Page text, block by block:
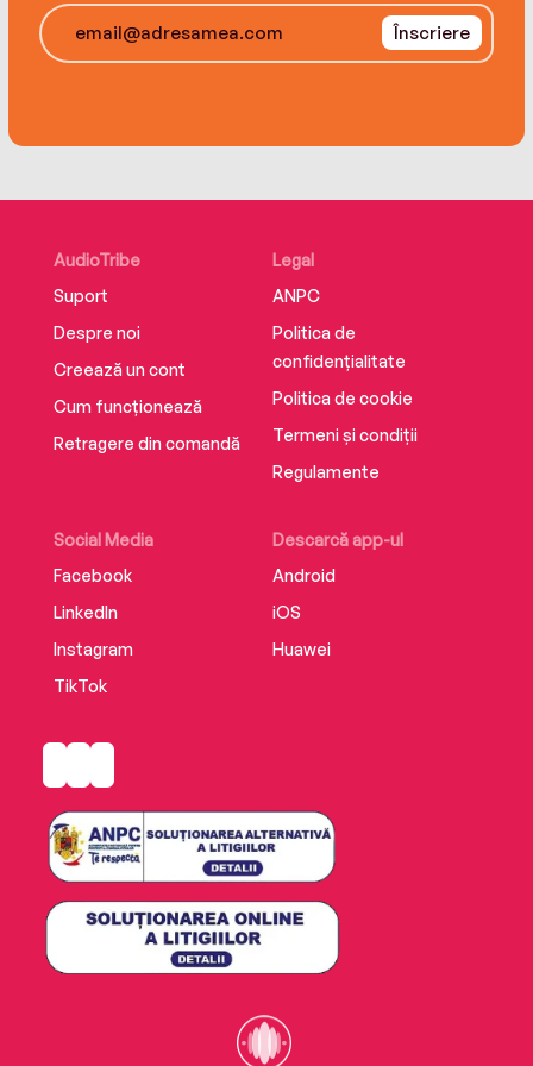
Înscriere
AudioTribe
Suport
Despre noi
Creează un cont
Cum funcționează
Retragere din comandă
Social Media
Facebook
LinkedIn
Instagram
TikTok
Descarcă app-ul
Android
iOS
Huawei
Legal
ANPC
Politica de
confidențialitate
Politica de cookie
Termeni și condiții
Regulamente